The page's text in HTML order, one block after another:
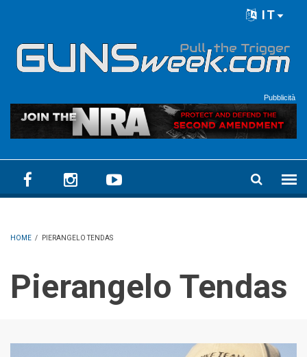
IT
Pubblicità
HOME / PIERANGELO TENDAS
Pierangelo Tendas